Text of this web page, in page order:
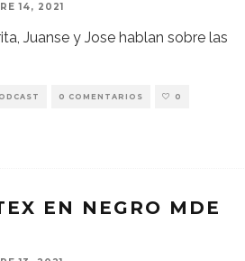
14, 2021
Juanse y Jose hablan sobre las
0 COMENTARIOS 0
EN NEGRO MDE